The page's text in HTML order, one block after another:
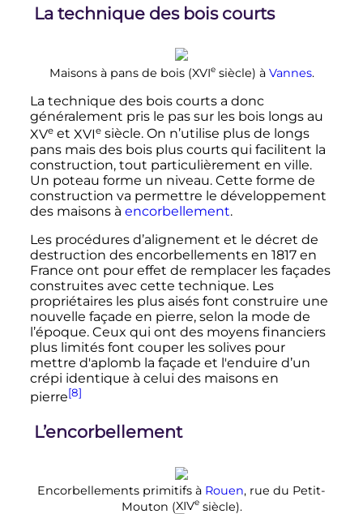
La technique des bois courts
Maisons à pans de bois (XVIe siècle) à Vannes.
La technique des bois courts a donc
généralement pris le pas sur les bois longs au
XVeet XVIe siècle. On n’utilise plus de longs
pans mais des bois plus courts qui facilitent la
construction, tout particulièrement en ville.
Un poteau forme un niveau. Cette forme de
construction va permettre le développement
des maisons à encorbellement.
Les procédures d’alignement et le décret de
destruction des encorbellements en 1817 en
France ont pour effet de remplacer les façades
construites avec cette technique. Les
propriétaires les plus aisés font construire une
nouvelle façade en pierre, selon la mode de
l’époque. Ceux qui ont des moyens financiers
plus limités font couper les solives pour
mettre d'aplomb la façade et l'enduire d’un
crépi identique à celui des maisons en
pierre[8]
L’encorbellement
Encorbellements primitifs à Rouen, rue du Petit-
Mouton (XIVe siècle).